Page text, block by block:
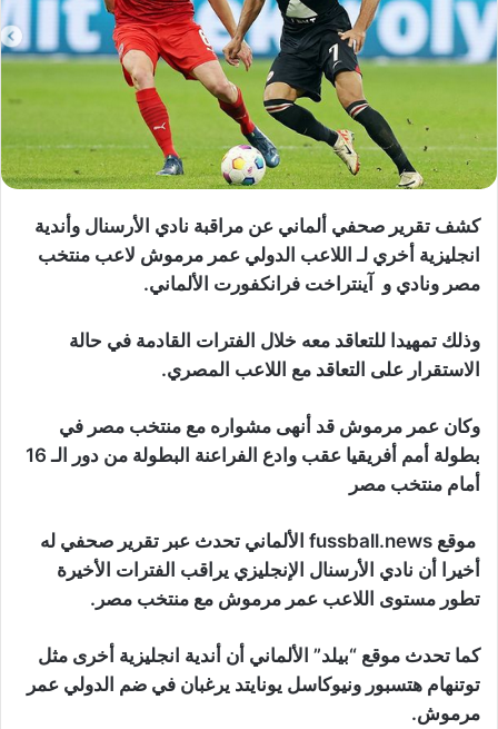
كشف تقرير صحفي ألماني عن مراقبة نادي الأرسنال وأندية
انجليزية أخري لـ اللاعب الدولي عمر مرموش لاعب منتخب
مصر ونادي و آينتراخت فرانكفورت الألماني.
وذلك تمهيدا للتعاقد معه خلال الفترات القادمة في حالة
الاستقرار على التعاقد مع اللاعب المصري.
وكان عمر مرموش قد أنهى مشواره مع منتخب مصر في
بطولة أمم أفريقيا عقب وادع الفراعنة البطولة من دور الـ 16
أمام منتخب مصر
موقع fussball.news الألماني تحدث عبر تقرير صحفي له
أخيرا أن نادي الأرسنال الإنجليزي يراقب الفترات الأخيرة
تطور مستوى اللاعب عمر مرموش مع منتخب مصر.
كما تحدث موقع “بيلد” الألماني أن أندية انجليزية أخرى مثل
توتنهام هتسبور ونيوكاسل يونايتد يرغبان في ضم الدولي عمر
مرموش.